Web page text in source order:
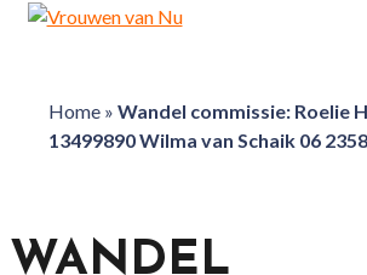
Home» Wandel commissie: Roelie
13499890 Wilma van Schaik 06
WANDEL